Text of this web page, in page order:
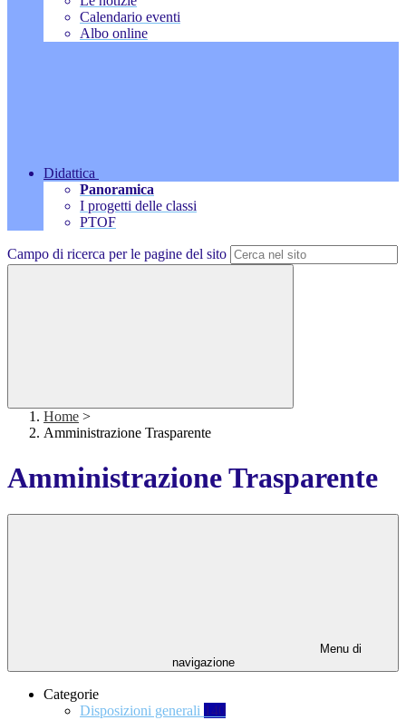
Calendario eventi
Albo online
Didattica
Panoramica
I progetti delle classi
PTOF
Campo di ricerca per le pagine del sito
Home >
Amministrazione Trasparente
Amministrazione Trasparente
Menu di
navigazione
Categorie
Disposizioni generali 140